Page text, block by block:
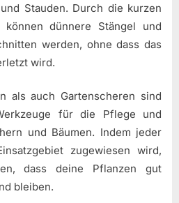
Stauden. Durch die kurzen
dünnere Stängel und
werden, ohne dass das
wird.
als auch Gartenscheren sind
für die Pflege und
und Bäumen. Indem jeder
zugewiesen wird,
dass deine Pflanzen gut
bleiben.